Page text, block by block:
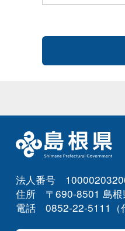
法人番号
住所 〒690-8501 島根
電話 0852-22-5111（